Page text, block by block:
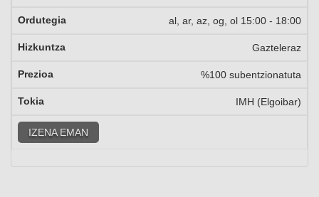
al, ar, az, og, ol 15:00 - 18:00
Gazteleraz
%100 subentzionatuta
IMH (Elgoibar)
IZENA EMAN